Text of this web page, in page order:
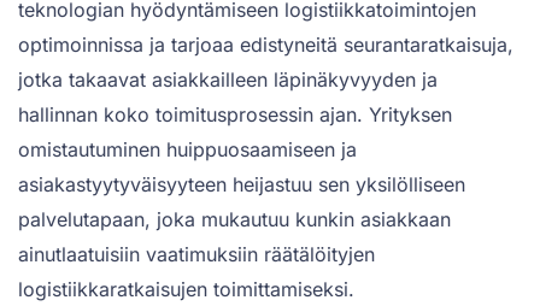
teknologian hyödyntämiseen logistiikkatoimintojen
optimoinnissa ja tarjoaa edistyneitä seurantaratkaisuja,
jotka takaavat asiakkailleen läpinäkyvyyden ja
hallinnan koko toimitusprosessin ajan. Yrityksen
omistautuminen huippuosaamiseen ja
asiakastyytyväisyyteen heijastuu sen yksilölliseen
palvelutapaan, joka mukautuu kunkin asiakkaan
ainutlaatuisiin vaatimuksiin räätälöityjen
logistiikkaratkaisujen toimittamiseksi.